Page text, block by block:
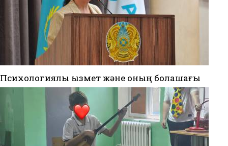
Психологиялық қызмет және оның болашағы